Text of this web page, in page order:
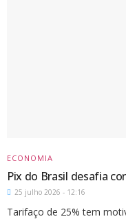
ECONOMIA
Pix do Brasil desafia
25 julho 2026 - 12:16
Tarifaço de 25% tem